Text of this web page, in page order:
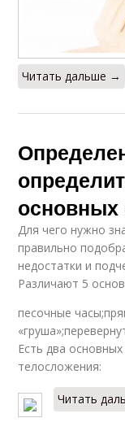
Читать дальше →
основных
Для чего нужно
правильно
недостатки и
Различают 5
песочные
Есть два
телосложения:
Читать